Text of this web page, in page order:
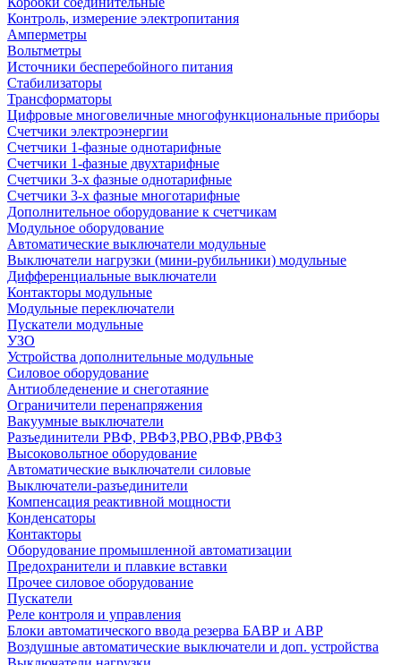
Контроль, измерение электропитания
Амперметры
Вольтметры
Источники бесперебойного питания
Стабилизаторы
Трансформаторы
Цифровые многовеличные многофункциональные приборы
Счетчики электроэнергии
Счетчики 1-фазные однотарифные
Счетчики 1-фазные двухтарифные
Счетчики 3-х фазные однотарифные
Счетчики 3-х фазные многотарифные
Дополнительное оборудование к счетчикам
Модульное оборудование
Автоматические выключатели модульные
Выключатели нагрузки (мини-рубильники) модульные
Дифференциальные выключатели
Контакторы модульные
Модульные переключатели
Пускатели модульные
УЗО
Устройства дополнительные модульные
Силовое оборудование
Антиобледенение и снеготаяние
Ограничители перенапряжения
Вакуумные выключатели
Разъединители РВФ, РВФЗ,РВО,РВФ,РВФЗ
Высоковольтное оборудование
Автоматические выключатели cиловые
Выключатели-разъединители
Компенсация реактивной мощности
Конденсаторы
Контакторы
Оборудование промышленной автоматизации
Предохранители и плавкие вставки
Прочее силовое оборудование
Пускатели
Реле контроля и управления
Блоки автоматического ввода резерва БАВР и АВР
Воздушные автоматические выключатели и доп. устройства